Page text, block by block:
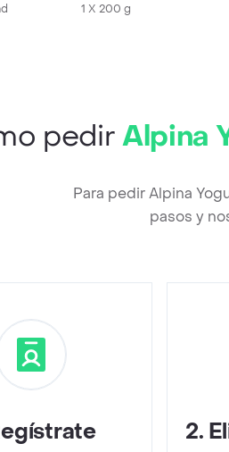
1 X 200 g
pedirAlpina
Para pedir Alpina
pasos y
2.